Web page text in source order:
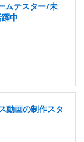
ムテスター/未
中
動画の制作スタ